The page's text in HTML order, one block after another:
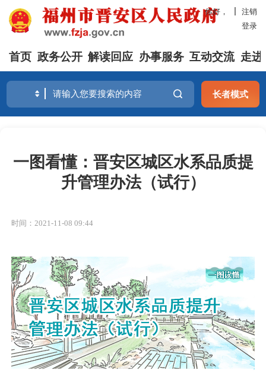
你好，
注销
登录
首页 政务公开 解读回应 办事服务 互动交流 走进
长者模式
一图看懂：晋安区城区水系品质提
升管理办法（试行）
时间：2021-11-08 09:44